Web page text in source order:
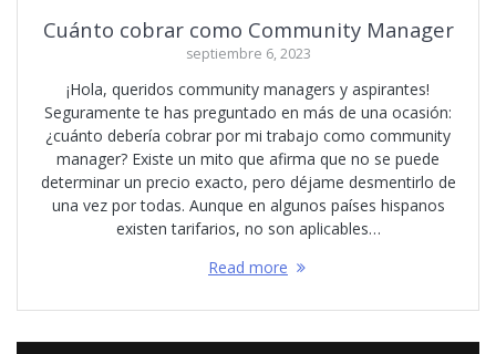
Cuánto cobrar como Community Manager
septiembre 6, 2023
¡Hola, queridos community managers y aspirantes!
Seguramente te has preguntado en más de una ocasión:
¿cuánto debería cobrar por mi trabajo como community
manager? Existe un mito que afirma que no se puede
determinar un precio exacto, pero déjame desmentirlo de
una vez por todas. Aunque en algunos países hispanos
existen tarifarios, no son aplicables…
Read more